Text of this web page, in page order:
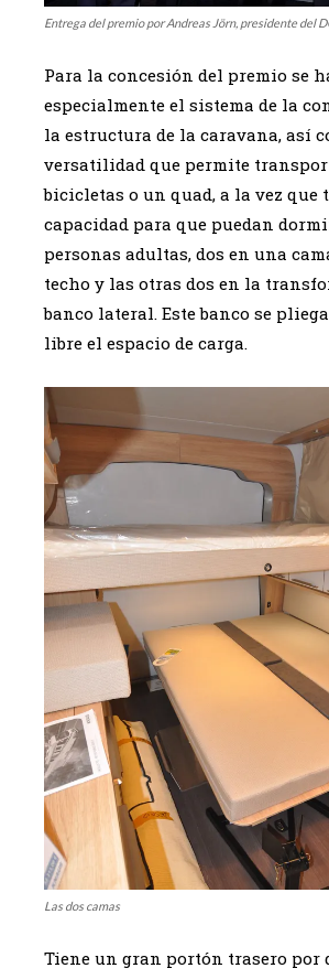
Entrega del premio por Andreas Jörn, presidente del
Para la concesión del premio se
especialmente el sistema de la
la estructura de la caravana, así
versatilidad que permite
bicicletas o un quad, a la vez que
capacidad para que puedan
personas adultas, dos en una
techo y las otras dos en la
banco lateral. Este banco se
libre el espacio de carga.
Las dos camas
Tiene un gran portón trasero por